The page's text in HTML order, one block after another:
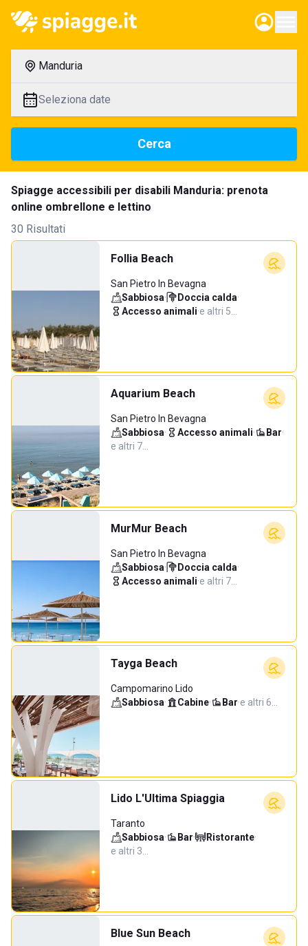
Manduria
Seleziona date
Cerca
Spiagge accessibili per disabili Manduria: prenota
online ombrellone e lettino
30 Risultati
Follia Beach
San Pietro In Bevagna
Sabbiosa· Doccia calda·
Accesso animali·e altri 5…
Aquarium Beach
San Pietro In Bevagna
Sabbiosa· Accesso animali· Bar·
e altri 7…
MurMur Beach
San Pietro In Bevagna
Sabbiosa· Doccia calda·
Accesso animali·e altri 7…
Tayga Beach
Campomarino Lido
Sabbiosa· Cabine· Bar·e altri 6…
Lido L'Ultima Spiaggia
Taranto
Sabbiosa· Bar· Ristorante·
e altri 3…
Blue Sun Beach